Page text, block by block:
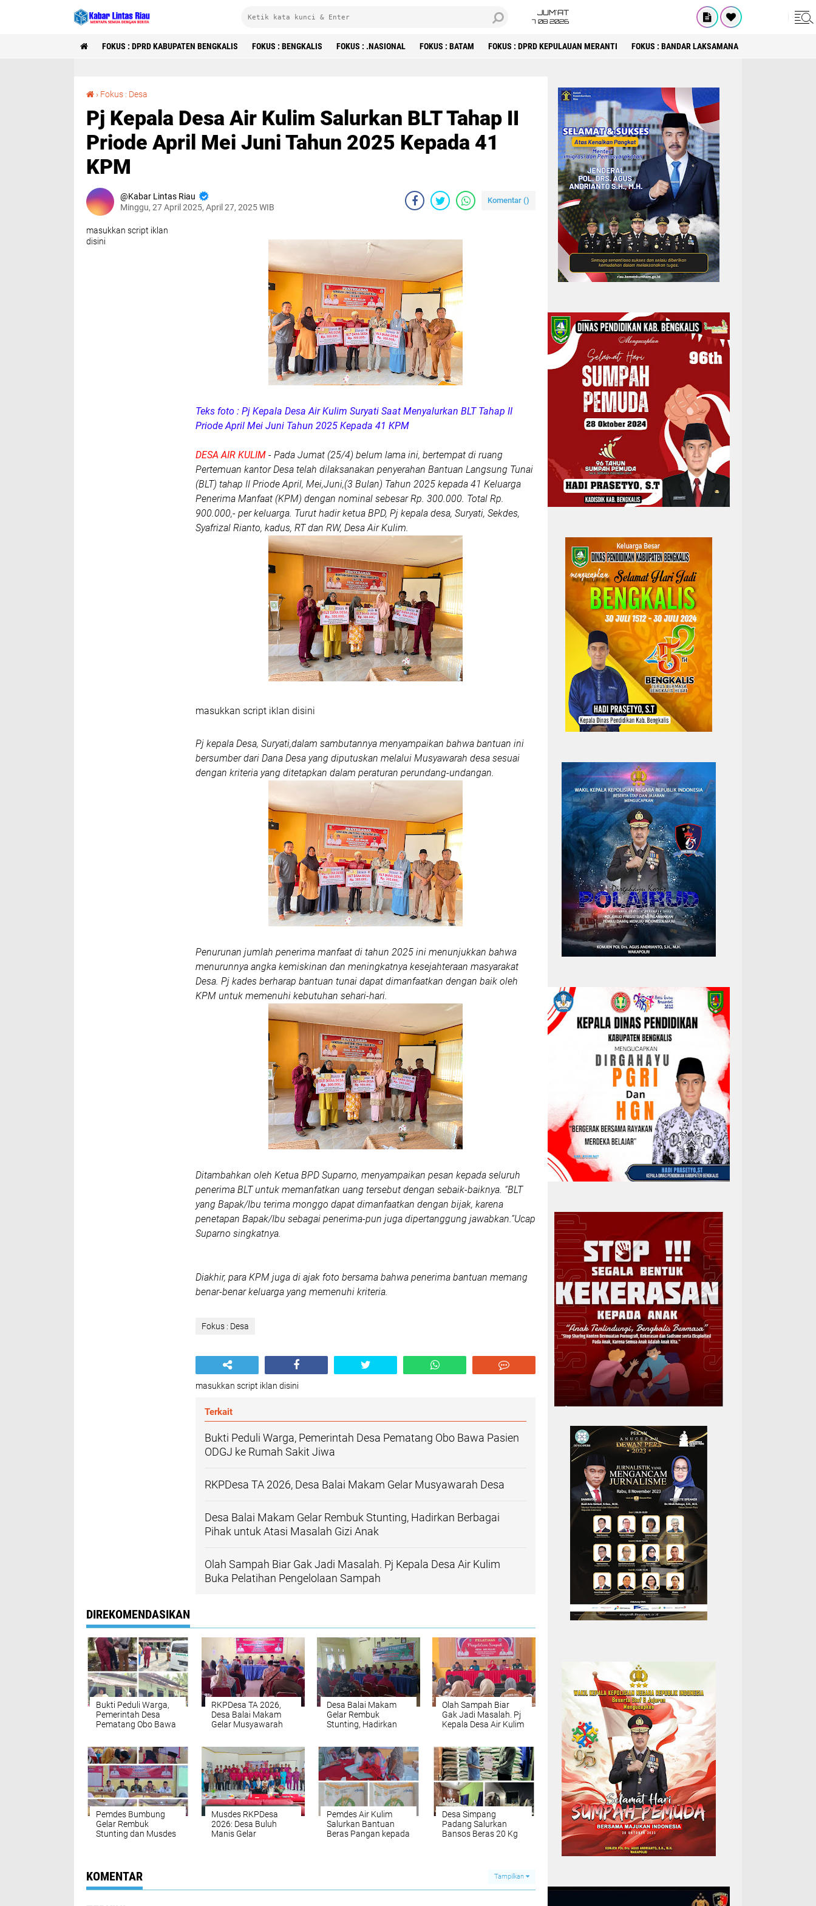
JUM'AT
7 08 2026
FOKUS : DPRD KABUPATEN BENGKALIS FOKUS : BENGKALIS FOKUS : .NASIONAL FOKUS : BATAM FOKUS : DPRD KEPULAUAN MERANTI FOKUS : BANDAR LAKSAMANA
› Fokus : Desa
Pj Kepala Desa Air Kulim Salurkan BLT Tahap II
Priode April Mei Juni Tahun 2025 Kepada 41
KPM
Kabar Lintas Riau
Minggu, 27 April 2025, April 27, 2025 WIB
Komentar ()
masukkan script iklan
disini
Teks foto : Pj Kepala Desa Air Kulim Suryati Saat Menyalurkan BLT Tahap II
Priode April Mei Juni Tahun 2025 Kepada 41 KPM
DESA AIR KULIM - Pada Jumat (25/4) belum lama ini, bertempat di ruang
Pertemuan kantor Desa telah dilaksanakan penyerahan Bantuan Langsung Tunai
(BLT) tahap II Priode April, Mei,Juni,(3 Bulan) Tahun 2025 kepada 41 Keluarga
Penerima Manfaat (KPM) dengan nominal sebesar Rp. 300.000. Total Rp.
900.000,- per keluarga. Turut hadir ketua BPD, Pj kepala desa, Suryati, Sekdes,
Syafrizal Rianto, kadus, RT dan RW, Desa Air Kulim.
masukkan script iklan disini
Pj kepala Desa, Suryati,dalam sambutannya menyampaikan bahwa bantuan ini
bersumber dari Dana Desa yang diputuskan melalui Musyawarah desa sesuai
dengan kriteria yang ditetapkan dalam peraturan perundang-undangan.
Penurunan jumlah penerima manfaat di tahun 2025 ini menunjukkan bahwa
menurunnya angka kemiskinan dan meningkatnya kesejahteraan masyarakat
Desa. Pj kades berharap bantuan tunai dapat dimanfaatkan dengan baik oleh
KPM untuk memenuhi kebutuhan sehari-hari.
Ditambahkan oleh Ketua BPD Suparno, menyampaikan pesan kepada seluruh
penerima BLT untuk memanfatkan uang tersebut dengan sebaik-baiknya. “BLT
yang Bapak/Ibu terima monggo dapat dimanfaatkan dengan bijak, karena
penetapan Bapak/Ibu sebagai penerima-pun juga dipertanggung jawabkan.”Ucap
Suparno singkatnya.
Diakhir, para KPM juga di ajak foto bersama bahwa penerima bantuan memang
benar-benar keluarga yang memenuhi kriteria.
Fokus : Desa
masukkan script iklan disini
Terkait
Bukti Peduli Warga, Pemerintah Desa Pematang Obo Bawa Pasien
ODGJ ke Rumah Sakit Jiwa
RKPDesa TA 2026, Desa Balai Makam Gelar Musyawarah Desa
Desa Balai Makam Gelar Rembuk Stunting, Hadirkan Berbagai
Pihak untuk Atasi Masalah Gizi Anak
Olah Sampah Biar Gak Jadi Masalah. Pj Kepala Desa Air Kulim
Buka Pelatihan Pengelolaan Sampah
DIREKOMENDASIKAN
Bukti Peduli Warga,
Pemerintah Desa
Pematang Obo Bawa
RKPDesa TA 2026,
Desa Balai Makam
Gelar Musyawarah
Desa Balai Makam
Gelar Rembuk
Stunting, Hadirkan
Anak
Olah Sampah Biar
Gak Jadi Masalah. Pj
Kepala Desa Air Kulim
Pemdes Bumbung
Gelar Rembuk
Stunting dan Musdes
Tahun 2025
Musdes RKPDesa
2026: Desa Buluh
Manis Gelar
Pemdes Air Kulim
Salurkan Bantuan
Beras Pangan kepada
Desa Simpang
Padang Salurkan
Bansos Beras 20 Kg
KOMENTAR Tampilkan